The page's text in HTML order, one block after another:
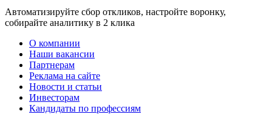
Автоматизируйте сбор откликов, настройте воронку,
собирайте аналитику в 2 клика
О компании
Наши вакансии
Партнерам
Реклама на сайте
Новости и статьи
Инвесторам
Кандидаты по профессиям